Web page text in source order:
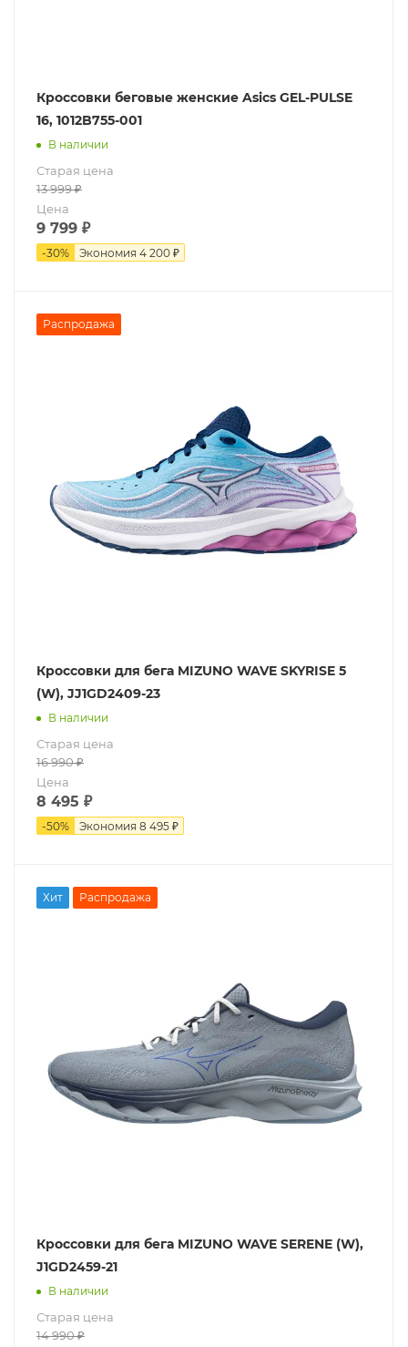
Кроссовки беговые женские Asics GEL-PULSE
16, 1012B755-001
В наличии
Старая цена
13 999₽
Цена
9 799 ₽
-30% Экономия 4 200 ₽
Распродажа
Кроссовки для бега MIZUNO WAVE SKYRISE 5
(W), JJ1GD2409-23
В наличии
Старая цена
16 990₽
Цена
8 495 ₽
-50% Экономия 8 495 ₽
Хит Распродажа
Кроссовки для бега MIZUNO WAVE SERENE (W),
J1GD2459-21
В наличии
Старая цена
14 990₽